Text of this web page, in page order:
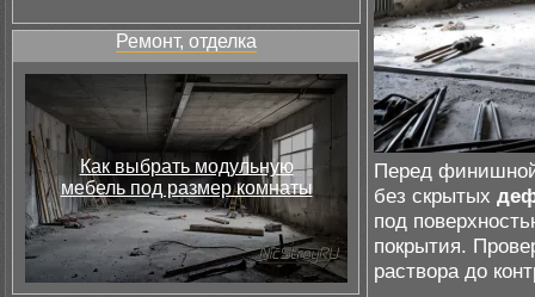
Ремонт, отделка
Как выбрать модульную
мебель под размер комнаты
Перед финишной
без скрытых
под
покрытия.
раствора до